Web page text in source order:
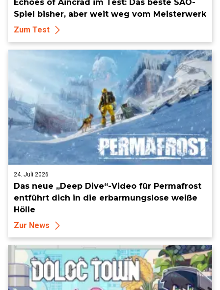
Echoes of Aincrad im Test: Das beste SAO-
Spiel bisher, aber weit weg vom Meisterwerk
Zum Test
24. Juli 2026
Das neue „Deep Dive“-Video für Permafrost
entführt dich in die erbarmungslose weiße
Hölle
Zur News